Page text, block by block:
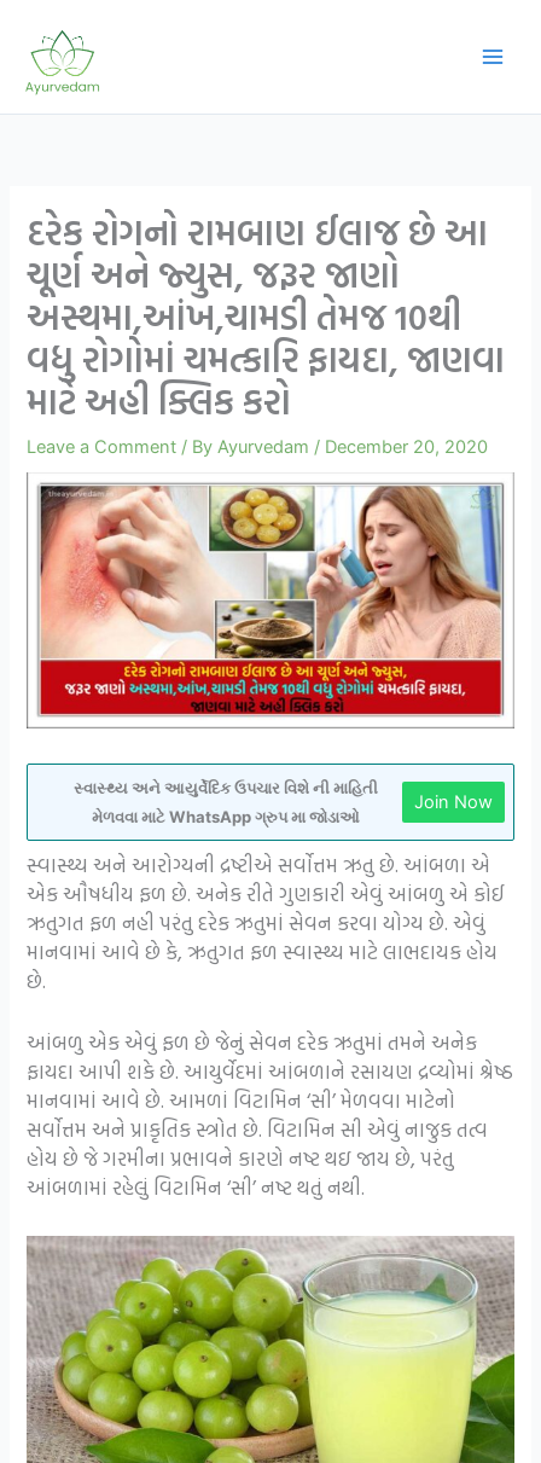
content
દરેક રોગનો રામબાણ ઈલાજ છે આ
ચૂર્ણ અને જ્યુસ, જરૂર જાણો
અસ્થમા,આંખ,ચામડી તેમજ 10થી
વધુ રોગોમાં ચમત્કારિ ફાયદા, જાણવા
માટે અહી ક્લિક કરો
Leave a Comment / ByAyurvedam / December 20, 2020
સ્વાસ્થ્ય અને આયુર્વેદિક ઉપચાર વિશે ની માહિતી
મેળવવા માટે WhatsApp ગ્રુપ મા જોડાઓ
Join Now
સ્વાસ્થ્ય અને આરોગ્યની દ્રષ્ટીએ સર્વોત્તમ ઋતુ છે. આંબળા એ
એક ઔષધીય ફળ છે. અનેક રીતે ગુણકારી એવું આંબળુ એ કોઈ
ઋતુગત ફળ નહી પરંતુ દરેક ઋતુમાં સેવન કરવા યોગ્ય છે. એવું
માનવામાં આવે છે કે, ઋતુગત ફળ સ્વાસ્થ્ય માટે લાભદાયક હોય
છે.
આંબળુ એક એવું ફળ છે જેનું સેવન દરેક ઋતુમાં તમને અનેક
ફાયદા આપી શકે છે. આયુર્વેદમાં આંબળાને રસાયણ દ્રવ્યોમાં શ્રેષ્ઠ
માનવામાં આવે છે. આમળાં વિટામિન ‘સી’ મેળવવા માટેનો
સર્વોત્તમ અને પ્રાકૃતિક સ્ત્રોત છે. વિટામિન સી એવું નાજુક તત્વ
હોય છે જે ગરમીના પ્રભાવને કારણે નષ્ટ થઇ જાય છે, પરંતુ
આંબળામાં રહેલું વિટામિન ‘સી’ નષ્ટ થતું નથી.